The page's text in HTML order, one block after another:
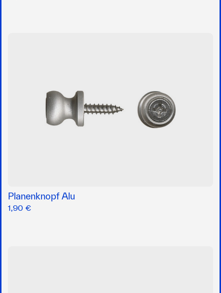
Planenknopf Alu
1,90 €